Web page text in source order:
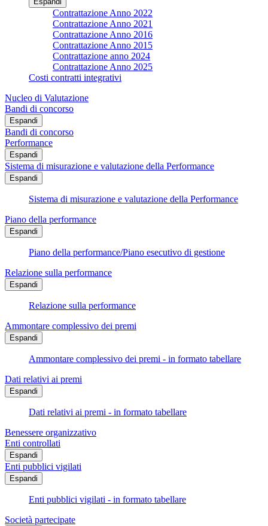
Contrattazione Anno 2022
Contrattazione Anno 2021
Contrattazione Anno 2016
Contrattazione Anno 2015
Contrattazione anno 2024
Contrattazione Anno 2025
Costi contratti integrativi
Nucleo di Valutazione
Bandi di concorso
Espandi
Bandi di concorso
Performance
Espandi
Sistema di misurazione e valutazione della Performance
Espandi
Sistema di misurazione e valutazione della Performance
Piano della performance
Espandi
Piano della performance/Piano esecutivo di gestione
Relazione sulla performance
Espandi
Relazione sulla performance
Ammontare complessivo dei premi
Espandi
Ammontare complessivo dei premi - in formato tabellare
Dati relativi ai premi
Espandi
Dati relativi ai premi - in formato tabellare
Benessere organizzativo
Enti controllati
Espandi
Enti pubblici vigilati
Espandi
Enti pubblici vigilati - in formato tabellare
Società partecipate